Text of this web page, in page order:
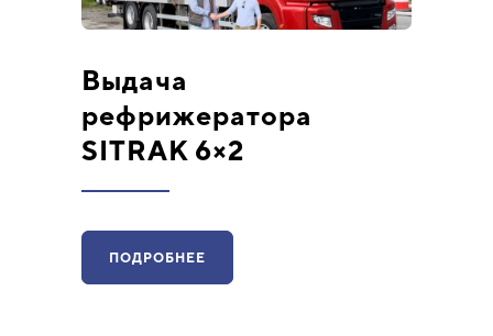
Выдача
рефрижератора
SITRAK 6×2
ПОДРОБНЕЕ